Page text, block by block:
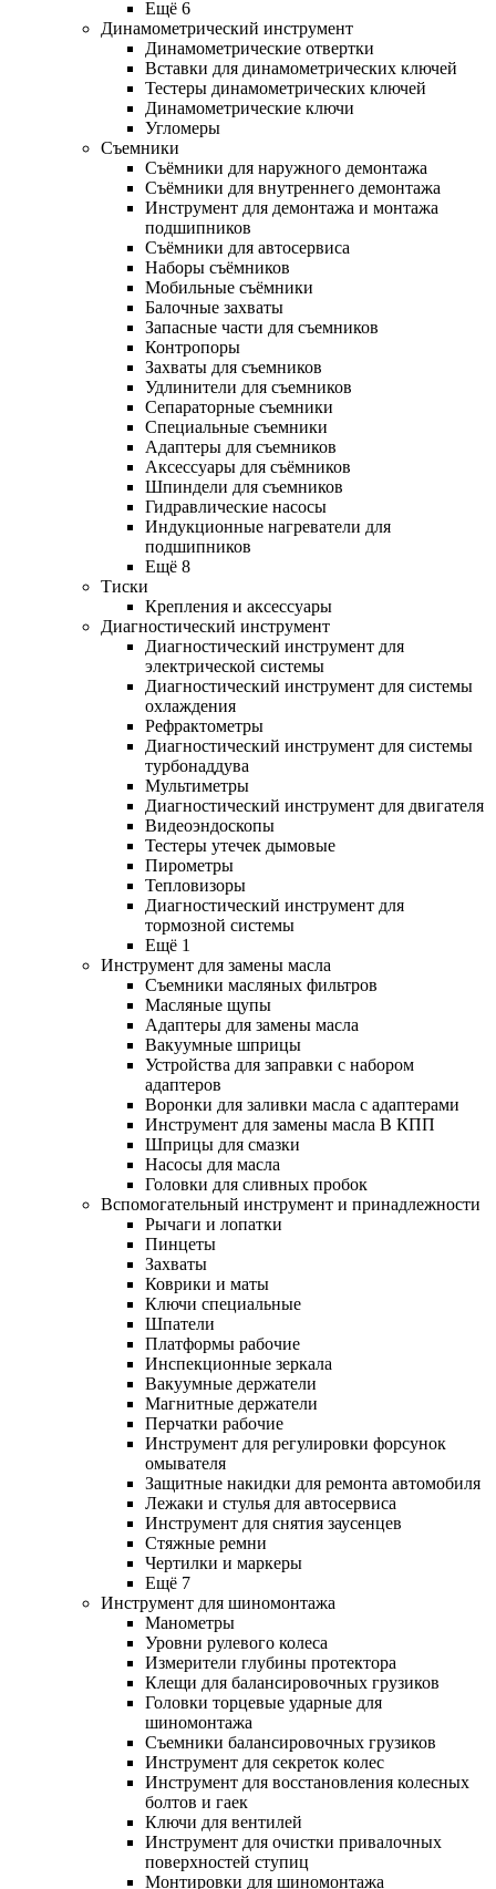
Ещё 6
Динамометрический инструмент
Динамометрические отвертки
Вставки для динамометрических ключей
Тестеры динамометрических ключей
Динамометрические ключи
Угломеры
Съемники
Съёмники для наружного демонтажа
Съёмники для внутреннего демонтажа
Инструмент для демонтажа и монтажа
подшипников
Съёмники для автосервиса
Наборы съёмников
Мобильные съёмники
Балочные захваты
Запасные части для съемников
Контропоры
Захваты для съемников
Удлинители для съемников
Сепараторные съемники
Специальные съемники
Адаптеры для съемников
Аксессуары для съёмников
Шпиндели для съемников
Гидравлические насосы
Индукционные нагреватели для
подшипников
Ещё 8
Тиски
Крепления и аксессуары
Диагностический инструмент
Диагностический инструмент для
электрической системы
Диагностический инструмент для системы
охлаждения
Рефрактометры
Диагностический инструмент для системы
турбонаддува
Мультиметры
Диагностический инструмент для двигателя
Видеоэндоскопы
Тестеры утечек дымовые
Пирометры
Тепловизоры
Диагностический инструмент для
тормозной системы
Ещё 1
Инструмент для замены масла
Съемники масляных фильтров
Масляные щупы
Адаптеры для замены масла
Вакуумные шприцы
Устройства для заправки с набором
адаптеров
Воронки для заливки масла с адаптерами
Инструмент для замены масла В КПП
Шприцы для смазки
Насосы для масла
Головки для сливных пробок
Вспомогательный инструмент и принадлежности
Рычаги и лопатки
Пинцеты
Захваты
Коврики и маты
Ключи специальные
Шпатели
Платформы рабочие
Инспекционные зеркала
Вакуумные держатели
Магнитные держатели
Перчатки рабочие
Инструмент для регулировки форсунок
омывателя
Защитные накидки для ремонта автомобиля
Лежаки и стулья для автосервиса
Инструмент для снятия заусенцев
Стяжные ремни
Чертилки и маркеры
Ещё 7
Инструмент для шиномонтажа
Манометры
Уровни рулевого колеса
Измерители глубины протектора
Клещи для балансировочных грузиков
Головки торцевые ударные для
шиномонтажа
Съемники балансировочных грузиков
Инструмент для секреток колес
Инструмент для восстановления колесных
болтов и гаек
Ключи для вентилей
Инструмент для очистки привалочных
поверхностей ступиц
Монтировки для шиномонтажа